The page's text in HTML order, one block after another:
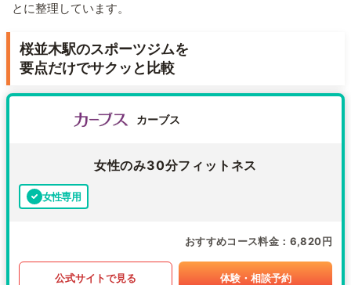
とに整理しています。
桜並木駅のスポーツジムを
要点だけでサクッと比較
カーブス
女性のみ30分フィットネス
女性専用
おすすめコース料金 6,820円
公式サイトで見る 体験・相談予約